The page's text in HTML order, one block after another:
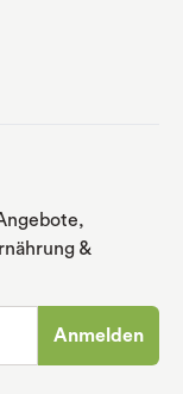
&
Anmelden